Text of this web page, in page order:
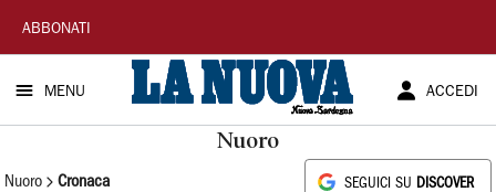
La
Nuova
Sardegna
ABBONATI
MENU ACCEDI
Nuoro
Nuoro Cronaca SEGUICI SU DISCOVER